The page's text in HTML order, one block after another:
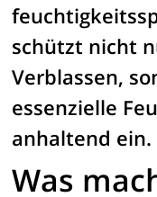
schützt nicht
Verblassen,
essenzielle
anhaltend ein.
Was